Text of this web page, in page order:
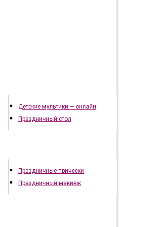
Детские мультики — онлайн
Праздничный стол
Праздничные прически
Праздничный макияж